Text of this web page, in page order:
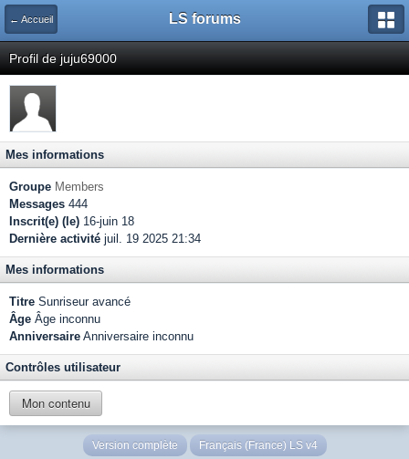
← Accueil LS forums
Profil de juju69000
Mes informations
Groupe Members
Messages 444
Inscrit(e) (le) 16-juin 18
Dernière activité juil. 19 2025 21:34
Mes informations
Titre Sunriseur avancé
Âge Âge inconnu
Anniversaire Anniversaire inconnu
Contrôles utilisateur
Mon contenu
Version complète Français (France) LS v4